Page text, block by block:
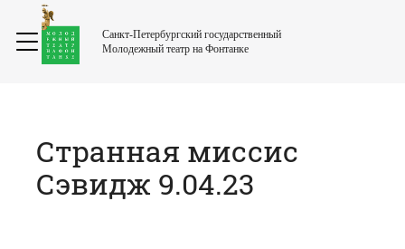
Санкт-Петербургский государственный
Молодежный театр на Фонтанке
Странная миссис
Сэвидж 9.04.23